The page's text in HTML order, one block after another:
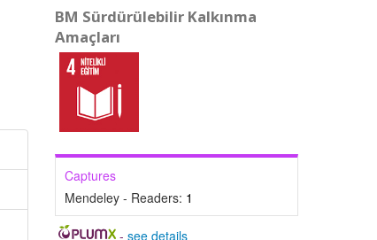
BM Sürdürülebilir Kalkınma
Amaçları
Captures
Mendeley - Readers: 1
-see details